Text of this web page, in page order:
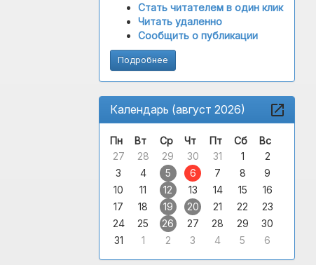
Стать читателем в один клик
Читать удаленно
Сообщить о публикации
Подробнее
Календарь (август 2026)
Пн Вт Ср Чт Пт Сб
Вс
27
28 29 30 31 1
2
3
4 5 6 7 8
9
10
11 12 13 14 15
16
17
18 19 20 21 22
23
24
25 26 27 28 29
30
31
1 2 3 4 5 6